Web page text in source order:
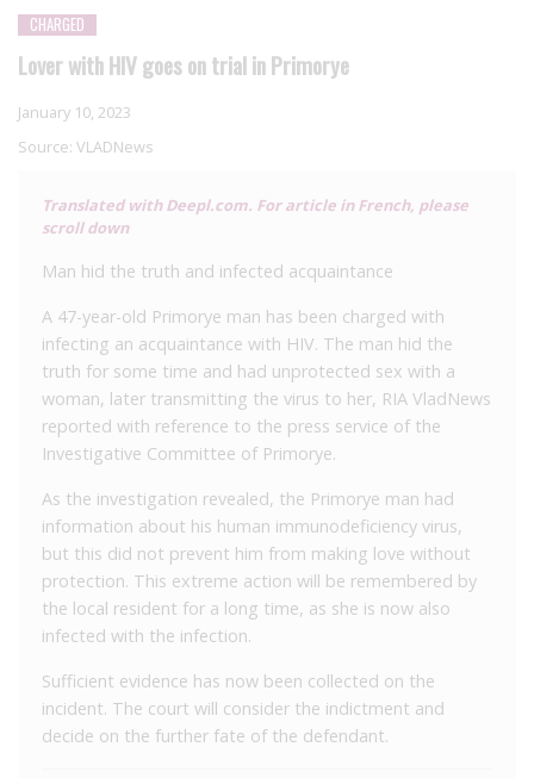
CHARGED
Lover with HIV goes on trial in Primorye
January 10, 2023
Source: VLADNews
Translated with Deepl.com. For article in French, please
scroll down
Man hid the truth and infected acquaintance
A 47-year-old Primorye man has been charged with
infecting an acquaintance with HIV. The man hid the
truth for some time and had unprotected sex with a
woman, later transmitting the virus to her, RIA VladNews
reported with reference to the press service of the
Investigative Committee of Primorye.
As the investigation revealed, the Primorye man had
information about his human immunodeficiency virus,
but this did not prevent him from making love without
protection. This extreme action will be remembered by
the local resident for a long time, as she is now also
infected with the infection.
Sufficient evidence has now been collected on the
incident. The court will consider the indictment and
decide on the further fate of the defendant.